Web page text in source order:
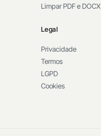
Limpar PDF e DOCX
Legal
Privacidade
Termos
LGPD
Cookies